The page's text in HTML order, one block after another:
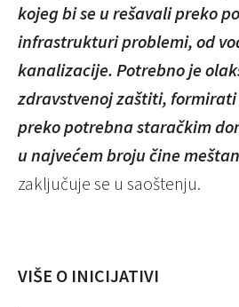
kojeg bi se u rešavali preko
infrastrukturi problemi, od
kanalizacije. Potrebno je
zdravstvenoj zaštiti,
preko potrebna staračkim
u najvećem broju čine
zaključuje se u saoštenju.
VIŠE O INICIJATIVI